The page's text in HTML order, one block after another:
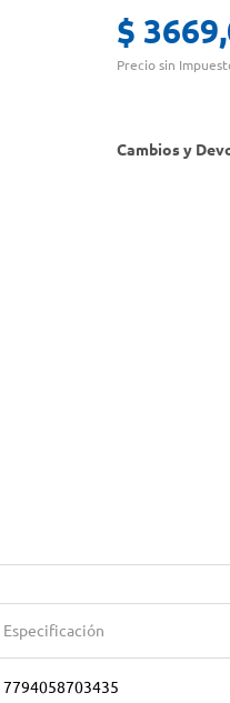
$ 3669,
Precio sin
Cambios y
Especificación
7794058703435